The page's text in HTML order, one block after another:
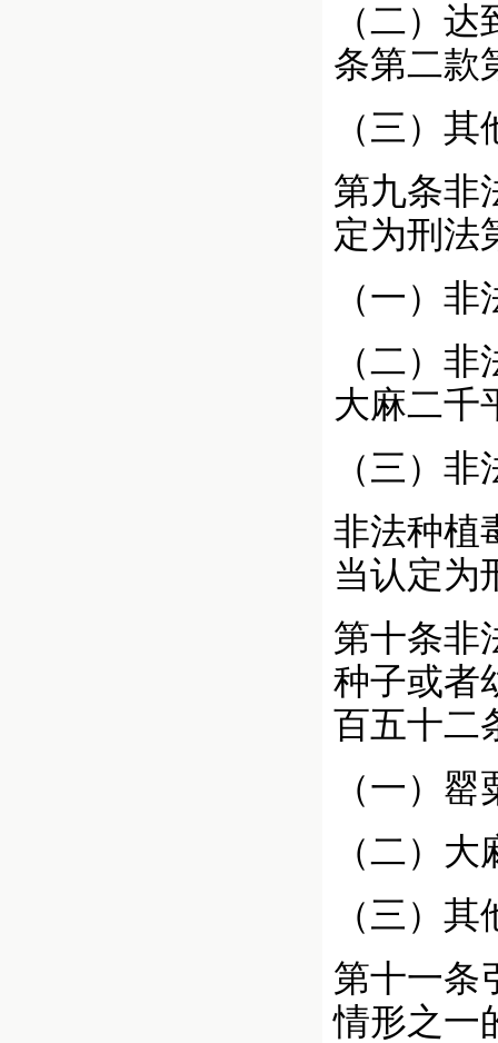
（二）
条第二款
（三）
第九条非
定为刑法
（一）
（二）
大麻二千
（三）
非法种植
当认定为
第十条非
种子或者
百五十二
（一）
（二）
（三）
第十一条
情形之一